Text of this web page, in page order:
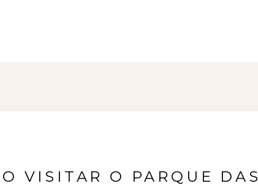
VISITAR O PARQUE DAS